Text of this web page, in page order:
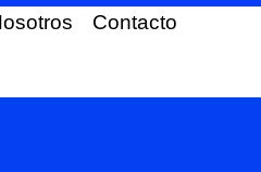
Contacto